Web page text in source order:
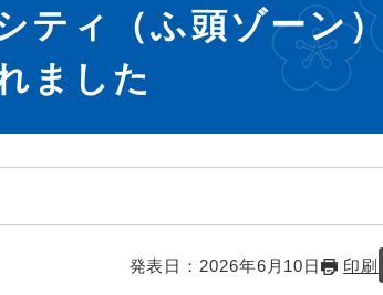
ティ（ふ頭ゾーン）
ました
発表日： 2026年6月10日 印刷